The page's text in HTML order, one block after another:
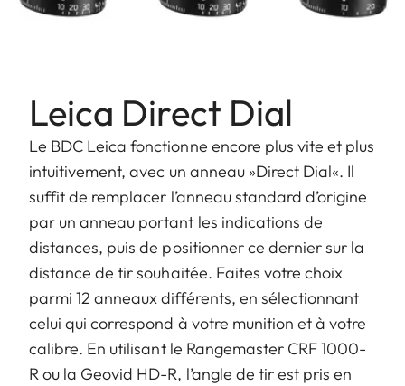
Leica Direct Dial
Le BDC Leica fonctionne encore plus vite et plus
intuitivement, avec un anneau »Direct Dial«. Il
suffit de remplacer l’anneau standard d’origine
par un anneau portant les indications de
distances, puis de positionner ce dernier sur la
distance de tir souhaitée. Faites votre choix
parmi 12 anneaux différents, en sélectionnant
celui qui correspond à votre munition et à votre
calibre. En utilisant le Rangemaster CRF 1000-
R ou la Geovid HD-R, l’angle de tir est pris en